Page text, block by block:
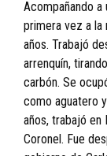
Acompañando
primera vez a la
años. Trabajó
arrenquín,
carbón. Se
como aguatero
años, trabajó en
Coronel. Fue